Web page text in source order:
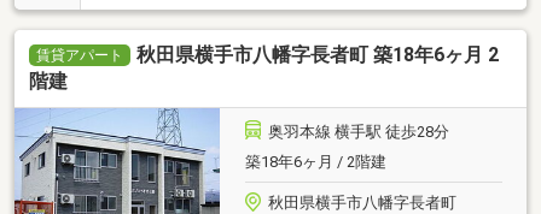
賃貸アパート
秋田県横手市八幡字長者町 築18年6ヶ月 2
階建
奥羽本線 横手駅 徒歩28分
築18年6ヶ月 / 2階建
秋田県横手市八幡字長者町